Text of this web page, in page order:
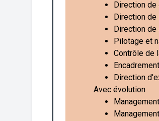
Direction de
Direction
Direction
Pilotage et
Contrôle de
Direction
Avec évolution